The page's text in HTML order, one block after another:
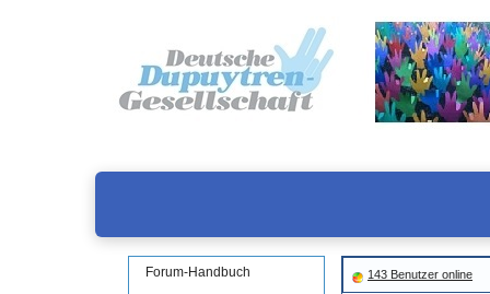
Forum-Handbuch 143 Benutzer online